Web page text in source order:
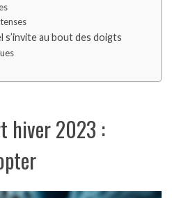
au bout des doigts
hiver 2023 :